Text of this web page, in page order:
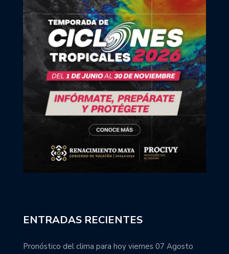
ENTRADAS RECIENTES
Pronóstico del clima para hoy viernes 07 Agosto